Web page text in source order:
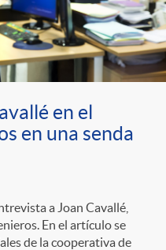
en el
en una senda
a Joan Cavallé,
En el artículo se
de la cooperativa de